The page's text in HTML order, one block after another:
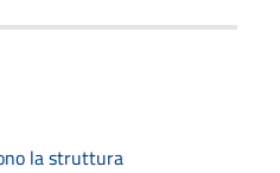
la struttura